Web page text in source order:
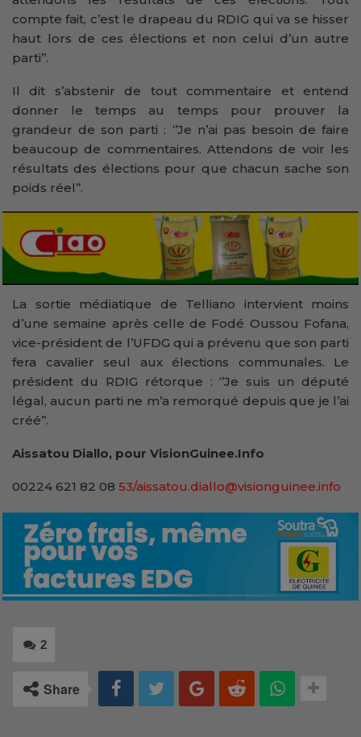
compte fait, c’est le drapeau du RDIG qui va se hisser
haut lors de ces élections et non celui d’un autre
parti’’.
Il dit s’abstenir de tout commentaire et entend
donner le temps au temps pour prouver la
grandeur de son parti : ‘’Je n’ai pas besoin de faire
beaucoup de commentaires. Attendons de voir les
résultats des élections pour que chacun sache son
poids réel’’.
La sortie médiatique de Telliano intervient moins
d’une semaine après celle de Fodé Oussou Fofana,
vice-président de l’UFDG qui a prévenu que son parti
fera cavalier seul aux élections communales. Le
président du RDIG rétorque : ‘’Je suis un député
légal, aucun parti ne m’a remorqué depuis que je l’ai
créé’’.
Aissatou Diallo, pour VisionGuinee.Info
00224 621 82 08 53/aissatou.diallo@visionguinee.info
2
Share